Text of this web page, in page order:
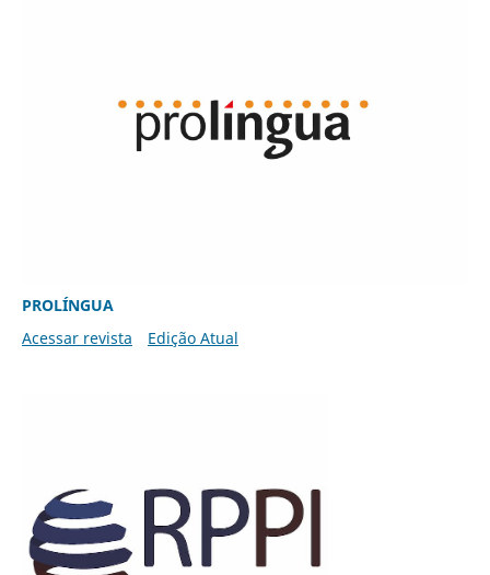
PROLÍNGUA
Acessar revista
Edição Atual